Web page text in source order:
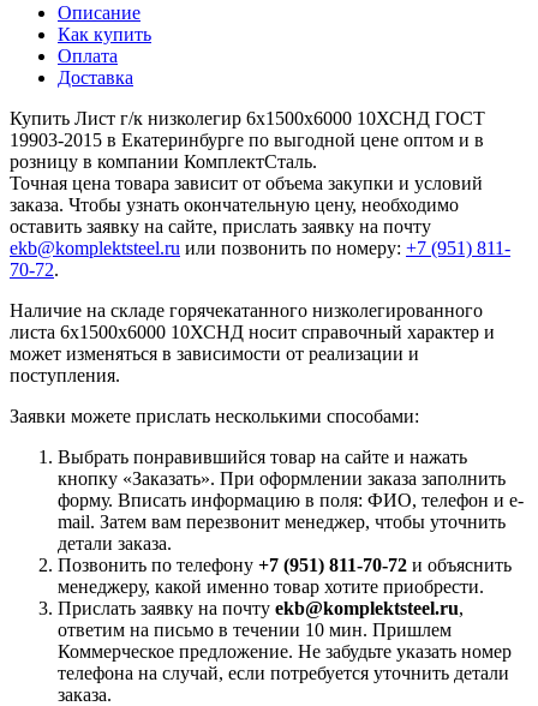
Описание
Как купить
Оплата
Доставка
Купить Лист г/к низколегир 6x1500x6000 10ХСНД ГОСТ
19903-2015 в Екатеринбурге по выгодной цене оптом и в
розницу в компании КомплектСталь.
Точная цена товара зависит от объема закупки и условий
заказа. Чтобы узнать окончательную цену, необходимо
оставить заявку на сайте, прислать заявку на почту
ekb@komplektsteel.ru или позвонить по номеру: +7 (951) 811-
70-72.
Наличие на складе горячекатанного низколегированного
листа 6x1500x6000 10ХСНД носит справочный характер и
может изменяться в зависимости от реализации и
поступления.
Заявки можете прислать несколькими способами:
Выбрать понравившийся товар на сайте и нажать
кнопку «Заказать». При оформлении заказа заполнить
форму. Вписать информацию в поля: ФИО, телефон и e-
mail. Затем вам перезвонит менеджер, чтобы уточнить
детали заказа.
Позвонить по телефону +7 (951) 811-70-72 и объяснить
менеджеру, какой именно товар хотите приобрести.
Прислать заявку на почту ekb@komplektsteel.ru,
ответим на письмо в течении 10 мин. Пришлем
Коммерческое предложение. Не забудьте указать номер
телефона на случай, если потребуется уточнить детали
заказа.